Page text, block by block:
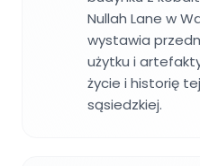
Nullah Lane w
wystawia
użytku i
życie i historię
sąsiedzkiej.